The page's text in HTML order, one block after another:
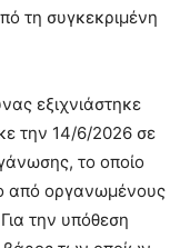
τη συγκεκριμένη
εξιχνιάστηκε
την 14/6/2026 σε
το οποίο
από οργανωμένους
την υπόθεση